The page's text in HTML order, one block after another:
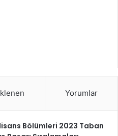
Yorumlar
Bölümleri 2023 Taban